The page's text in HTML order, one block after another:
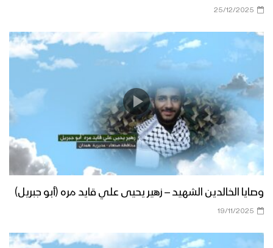
25/12/2025
وصايا الخالدين الشهيد – زهير يحيى علي قايد مره (أبو جبريل)
19/11/2025